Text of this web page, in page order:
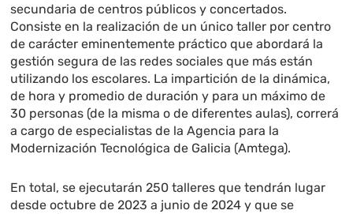
secundaria de centros públicos y concertados.
Consiste en la realización de un único taller por centro
de carácter eminentemente práctico que abordará la
gestión segura de las redes sociales que más están
utilizando los escolares. La impartición de la dinámica,
de hora y promedio de duración y para un máximo de
30 personas (de la misma o de diferentes aulas), correrá
a cargo de especialistas de la Agencia para la
Modernización Tecnológica de Galicia (Amtega).
En total, se ejecutarán 250 talleres que tendrán lugar
desde octubre de 2023 a junio de 2024 y que se